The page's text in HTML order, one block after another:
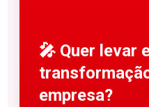
🎤 Quer levar
empresa?